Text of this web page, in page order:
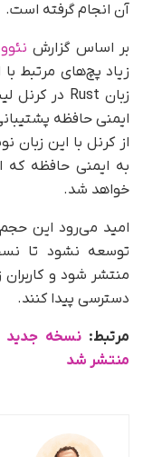
آن انجام گرفته است.
بر اساس گزارش
زیاد پچ‌های مرتبط با
ایمنی حافظه
از کرنل با این زبان
به ایمنی حافظه که
خواهد شد.
امید می‌رود این
توسعه نشود تا
منتشر شود و
دسترسی پیدا کنند.
مرتبط:
منتشر شد